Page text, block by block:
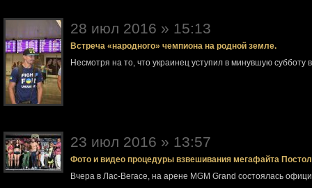
28 июл 2016 » 15:13
Встреча «народного» чемпиона на родной земле.
Несмотря на то, что украинец уступил в минувшую субботу
23 июл 2016 » 13:57
Фото и видео процедуры взвешивания мегафайта
Вчера в Лас-Вегасе, на арене MGM Grand состоялась